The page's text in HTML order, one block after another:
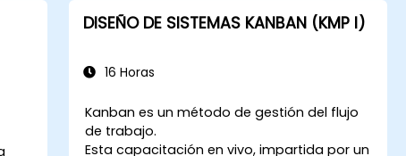
DISEÑO DE SISTEMAS KANBAN (KMP I)
16 Horas
Kanban es un método de gestión del flujo
de trabajo.
Esta capacitación en vivo, impartida por un